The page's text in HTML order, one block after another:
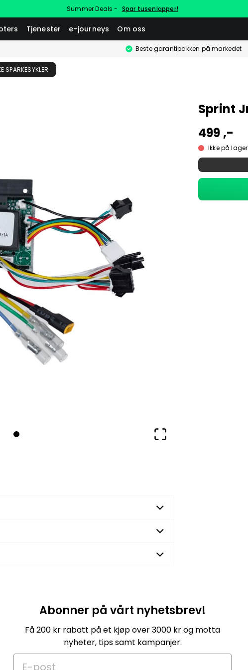
Summer Deals - Spar tusenlapper!
Tjenester e-journeys Om oss
Beste garantipakken på markedet
SPARKESYKLER
Sprint
499 ,-
Ikke på lager
Abonner på vårt nyhetsbrev!
Få 200 kr rabatt på et kjøp over 3000 kr og motta
nyheter, tips samt kampanjer.
E-post